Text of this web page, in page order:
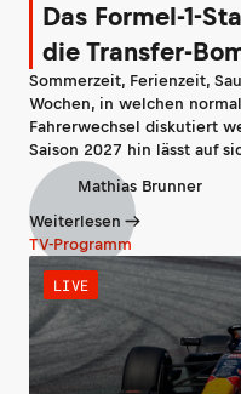
Das Formel-1-
die Transfer-
Sommerzeit, Ferienzeit,
Wochen, in welchen
Fahrerwechsel diskutiert
Saison 2027 hin lässt auf
Mathias Brunner
Weiterlesen
TV-Programm
LIVE